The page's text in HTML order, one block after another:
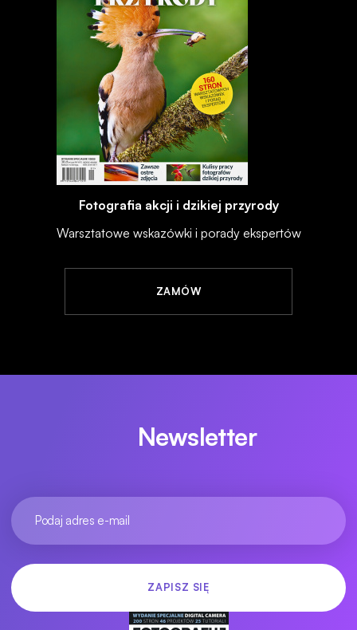
Fotografia akcji i dzikiej przyrody
Warsztatowe wskazówki i porady ekspertów
ZAMÓW
Newsletter